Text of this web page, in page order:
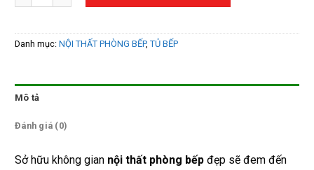
Danh mục: NỘI THẤT PHÒNG BẾP, TỦ BẾP
Mô tả
Đánh giá (0)
Sở hữu không gian nội thất phòng bếp đẹp sẽ đem đến